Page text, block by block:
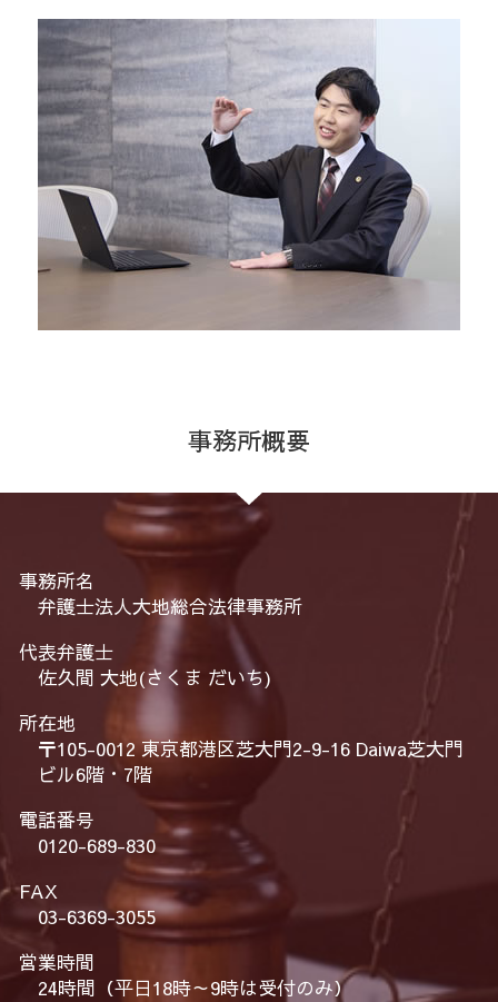
事務所概要
事務所名
弁護士法人大地総合法律事務所
代表弁護士
佐久間 大地(さくま だいち)
所在地
〒105-0012 東京都港区芝大門2-9-16 Daiwa芝大門
ビル6階・7階
電話番号
0120-689-830
FAX
03-6369-3055
営業時間
24時間（平日18時～9時は受付のみ）